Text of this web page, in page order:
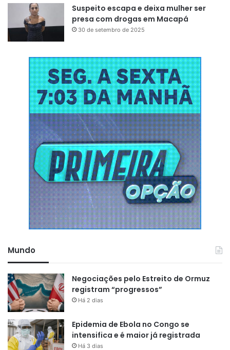
Suspeito escapa e deixa mulher ser
presa com drogas em Macapá
30 de setembro de 2025
Mundo
Negociações pelo Estreito de Ormuz
registram “progressos”
Há 2 dias
Epidemia de Ebola no Congo se
intensifica e é maior já registrada
Há 3 dias